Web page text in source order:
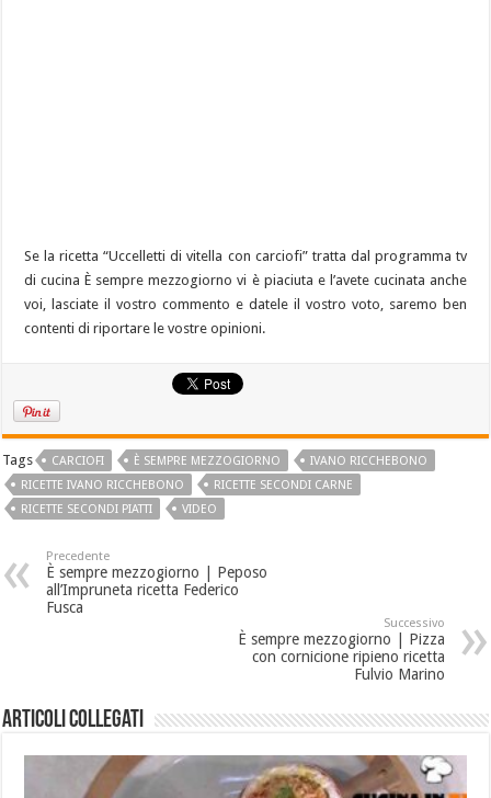
Se la ricetta “Uccelletti di vitella con carciofi” tratta dal programma tv
di cucina È sempre mezzogiorno vi è piaciuta e l’avete cucinata anche
voi, lasciate il vostro commento e datele il vostro voto, saremo ben
contenti di riportare le vostre opinioni.
Tags CARCIOFI È SEMPRE MEZZOGIORNO
IVANO RICCHEBONO
RICETTE IVANO RICCHEBONO
RICETTE SECONDI CARNE
RICETTE SECONDI PIATTI
VIDEO
Precedente
È sempre mezzogiorno | Peposo
all’Impruneta ricetta Federico
Fusca
Successivo
È sempre mezzogiorno | Pizza
con cornicione ripieno ricetta
Fulvio Marino
Articoli collegati